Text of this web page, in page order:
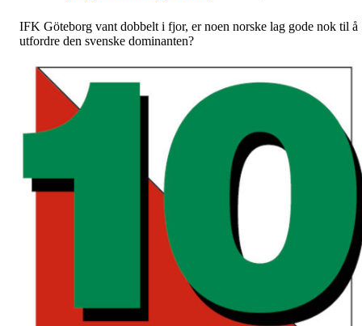
IFK Göteborg vant dobbelt i fjor, er noen norske lag gode nok til å
utfordre den svenske dominanten?